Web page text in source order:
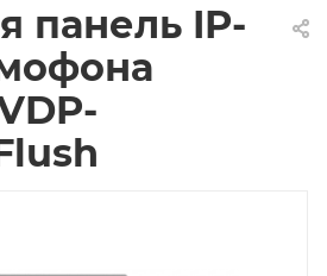
панель IP-